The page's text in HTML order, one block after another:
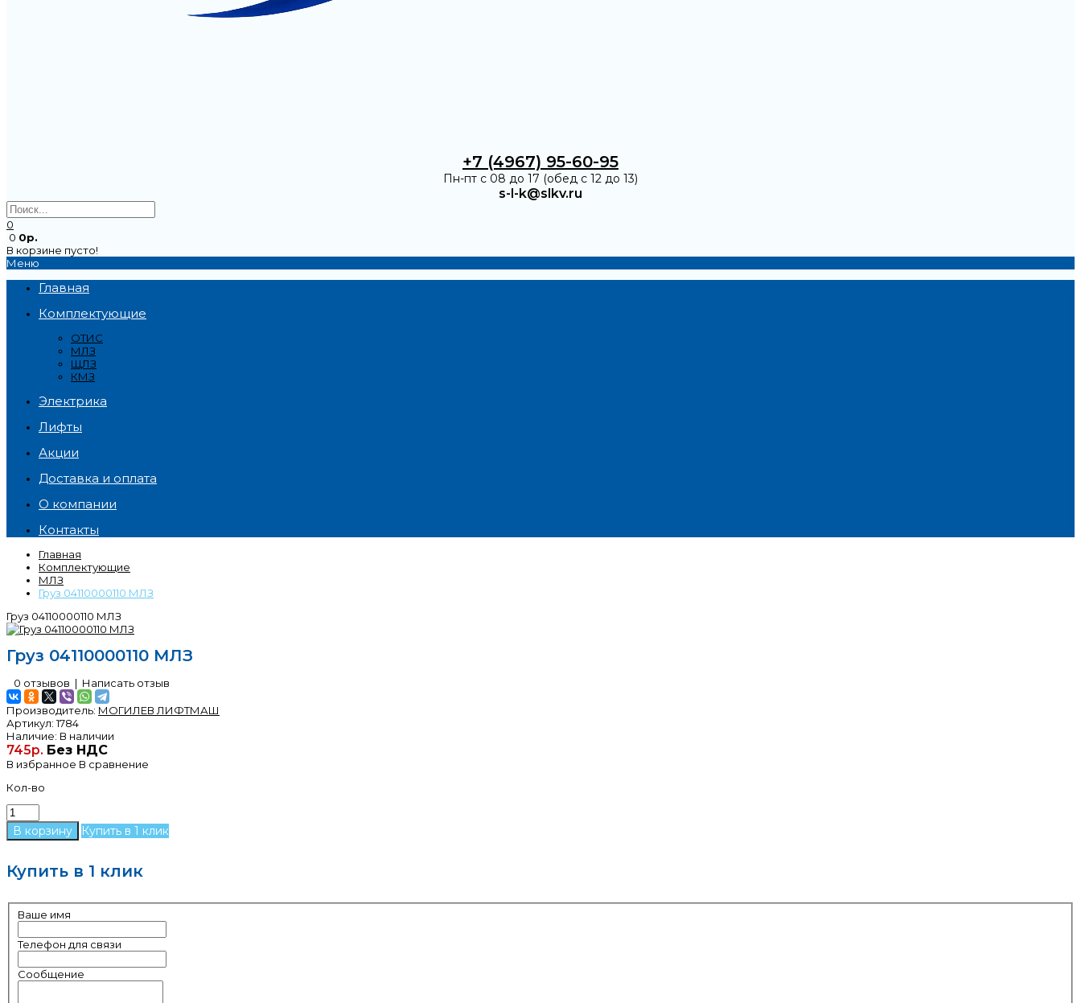
+7 (4967) 95-60-95
Пн-пт с 08 до 17 (обед с 12 до 13)
s-l-k@slkv.ru
0
0 0р.
В корзине пусто!
Меню
Главная
Комплектующие
ОТИС
МЛЗ
ЩЛЗ
КМЗ
Электрика
Лифты
Акции
Доставка и оплата
О компании
Контакты
Главная
Комплектующие
МЛЗ
Груз 04110000110 МЛЗ
Груз 04110000110 МЛЗ
Груз 04110000110 МЛЗ
0 отзывов | Написать отзыв
Производитель: МОГИЛЕВ ЛИФТМАШ
Артикул:1784
Наличие: В наличии
745р. Без НДС
В избранное В сравнение
Кол-во
Купить в 1 клик
Купить в 1 клик
Ваше имя
Телефон для связи
Сообщение